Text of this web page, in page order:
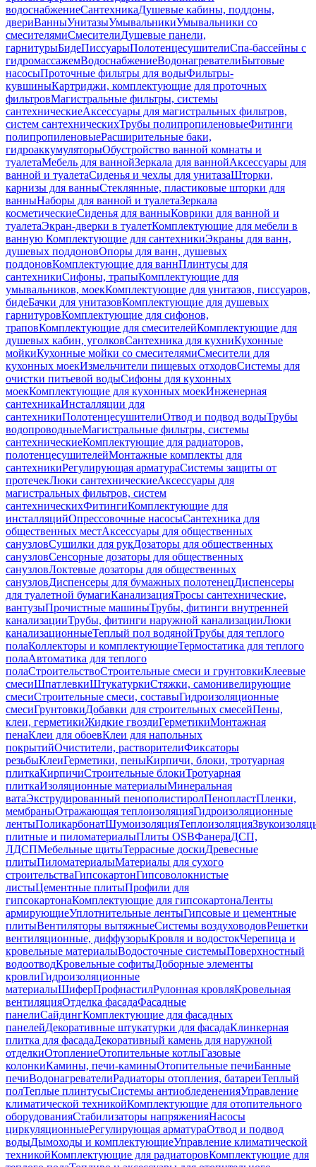
водоснабжениеСантехникаДушевые кабины, поддоны,
двериВанныУнитазыУмывальникиУмывальники со
смесителямиСмесителиДушевые панели,
гарнитурыБидеПиссуарыПолотенцесушителиСпа-бассейны с
гидромассажемВодоснабжениеВодонагревателиБытовые
насосыПроточные фильтры для водыФильтры-
кувшиныКартриджи, комплектующие для проточных
фильтровМагистральные фильтры, системы
сантехническиеАксессуары для магистральных фильтров,
систем сантехническихТрубы полипропиленовыеФитинги
полипропиленовыеРасширительные баки,
гидроаккумуляторыОбустройство ванной комнаты и
туалетаМебель для ваннойЗеркала для ваннойАксессуары для
ванной и туалетаСиденья и чехлы для унитазаШторки,
карнизы для ванныСтеклянные, пластиковые шторки для
ванныНаборы для ванной и туалетаЗеркала
косметическиеСиденья для ванныКоврики для ванной и
туалетаЭкран-дверки в туалетКомплектующие для мебели в
ванную Комплектующие для сантехникиЭкраны для ванн,
душевых поддоновОпоры для ванн, душевых
поддоновКомплектующие для ваннПлинтусы для
сантехникиСифоны, трапыКомплектующие для
умывальников, моекКомплектующие для унитазов, писсуаров,
бидеБачки для унитазовКомплектующие для душевых
гарнитуровКомплектующие для сифонов,
траповКомплектующие для смесителейКомплектующие для
душевых кабин, уголковСантехника для кухниКухонные
мойкиКухонные мойки со смесителямиСмесители для
кухонных моекИзмельчители пищевых отходовСистемы для
очистки питьевой водыСифоны для кухонных
моекКомплектующие для кухонных моекИнженерная
сантехникаИнсталляции для
сантехникиПолотенцесушителиОтвод и подвод водыТрубы
водопроводныеМагистральные фильтры, системы
сантехническиеКомплектующие для радиаторов,
полотенцесушителейМонтажные комплекты для
сантехникиРегулирующая арматураСистемы защиты от
протечекЛюки сантехническиеАксессуары для
магистральных фильтров, систем
сантехническихФитингиКомплектующие для
инсталляцийОпрессовочные насосыСантехника для
общественных местАксессуары для общественных
санузловСушилки для рукДозаторы для общественных
санузловСенсорные дозаторы для общественных
санузловЛоктевые дозаторы для общественных
санузловДиспенсеры для бумажных полотенецДиспенсеры
для туалетной бумагиКанализацияТросы сантехнические,
вантузыПрочистные машиныТрубы, фитинги внутренней
канализацииТрубы, фитинги наружной канализацииЛюки
канализационныеТеплый пол водянойТрубы для теплого
полаКоллекторы и комплектующиеТермостатика для теплого
полаАвтоматика для теплого
полаСтроительствоСтроительные смеси и грунтовкиКлеевые
смесиШпатлевкиШтукатуркиСтяжки, самонивелирующие
смесиСтроительные смеси, составыГидроизоляционные
смесиГрунтовкиДобавки для строительных смесейПены,
клеи, герметикиЖидкие гвоздиГерметикиМонтажная
пенаКлеи для обоевКлеи для напольных
покрытийОчистители, растворителиФиксаторы
резьбыКлеиГерметики, пеныКирпичи, блоки, тротуарная
плиткаКирпичиСтроительные блокиТротуарная
плиткаИзоляционные материалыМинеральная
ватаЭкструдированный пенополистиролПенопластПленки,
мембраныОтражающая теплоизоляцияГидроизоляционные
лентыПоликарбонатШумоизоляцияТеплоизоляция
плитные и пиломатериалыПлиты OSBФанераДСП,
ЛДСПМебельные щитыТеррасные доскиДревесные
плитыПиломатериалыМатериалы для сухого
строительстваГипсокартонГипсоволокнистые
листыЦементные плитыПрофили для
гипсокартонаКомплектующие для гипсокартонаЛенты
армирующиеУплотнительные лентыГипсовые и цементные
плитыВентиляторы вытяжныеСистемы воздуховодовРешетки
вентиляционные, диффузорыКровля и водостокЧерепица и
кровельные материалыВодосточные системыПоверхностный
водоотводКровельные софитыДоборные элементы
кровлиГидроизоляционные
материалыШиферПрофнастилРулонная кровляКровельная
вентиляцияОтделка фасадаФасадные
панелиСайдингКомплектующие для фасадных
панелейДекоративные штукатурки для фасадаКлинкерная
плитка для фасадаДекоративный камень для наружной
отделкиОтоплениеОтопительные котлыГазовые
колонкиКамины, печи-каминыОтопительные печиБанные
печиВодонагревателиРадиаторы отопления, батареиТеплый
полТеплые плинтусыСистемы антиобледененияУправление
климатической техникойКомплектующие для отопительного
оборудованияСтабилизаторы напряженияНасосы
циркуляционныеРегулирующая арматураОтвод и подвод
водыДымоходы и комплектующиеУправление климатической
техникойКомплектующие для радиаторовКомплектующие для